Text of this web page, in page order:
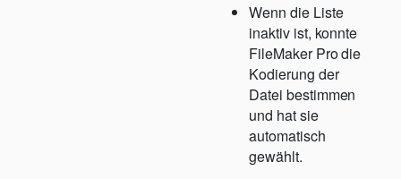
Wenn die Liste
inaktiv ist, konnte
FileMaker Pro die
Kodierung der
Datei bestimmen
und hat sie
automatisch
gewählt.